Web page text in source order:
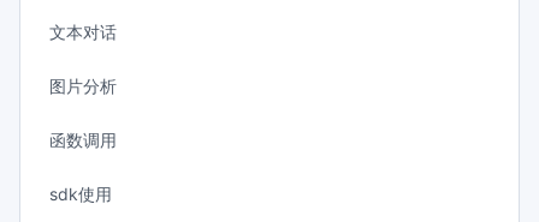
文本对话
图片分析
函数调用
sdk使用